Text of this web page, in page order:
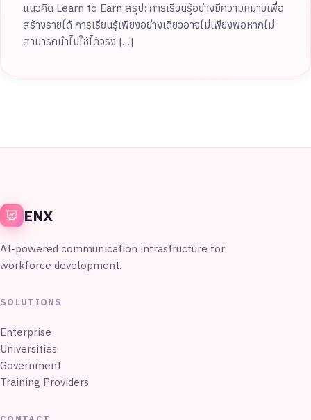
แนวคิด Learn to Earn สรุป: การเรียนรู้อย่างมีความหมายเพื่อ
สร้างรายได้ การเรียนรู้เพียงอย่างเดียวอาจไม่เพียงพอหากไม่
สามารถนำไปใช้ได้จริง […]
ENX
AI-powered communication infrastructure for
workforce development.
SOLUTIONS
Enterprise
Universities
Government
Training Providers